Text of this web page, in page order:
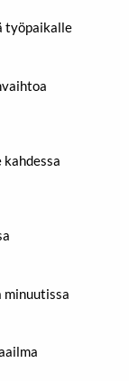
työpaikalle
minuutissa